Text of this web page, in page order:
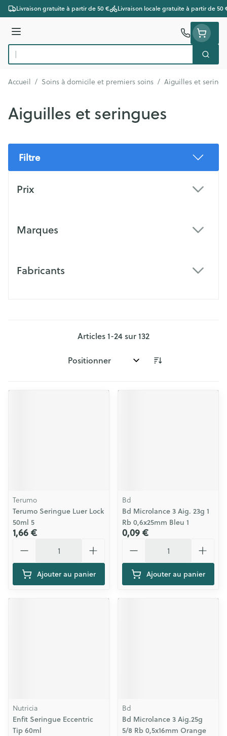
Aller au contenu
Livraison gratuite à partir de 50 € Livraison locale gratuite à partir de 50
Menu
Rechercher
Accueil / Soins à domicile et premiers soins / Aiguilles et
Aiguilles et seringues
Filtre
Prix
Marques
Fabricants
Articles1-24sur132
Trier par:
Terumo
Terumo Seringue Luer Lock
50ml 5
1,66 €
Ajouter au panier
Bd
Bd Microlance 3 Aig. 23g 1
Rb 0,6x25mm Bleu 1
0,09 €
Ajouter au panier
Nutricia
Enfit Seringue Eccentric
Tip 60ml
Bd
Bd Microlance 3 Aig.25g
5/8 Rb 0,5x16mm Orange